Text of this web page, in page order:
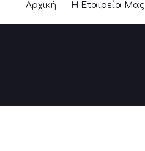
Αρχική Η Εταιρεία Μας